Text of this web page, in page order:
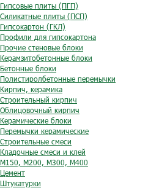
Гипсовые плиты (ПГП)
Силикатные плиты (ПСП)
Гипсокартон (ГКЛ)
Профили для гипсокартона
Прочие стеновые блоки
Керамзитобетонные блоки
Бетонные блоки
Полистиролбетонные перемычки
Кирпич, керамика
Строительный кирпич
Облицовочный кирпич
Керамические блоки
Перемычки керамические
Строительные смеси
Кладочные смеси и клей
М150, М200, М300, М400
Цемент
Штукатурки